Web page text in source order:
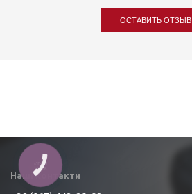
ОСТАВИТЬ ОТЗЫВ
Наші контакти
КНОПКА
ЗВ'ЯЗКУ